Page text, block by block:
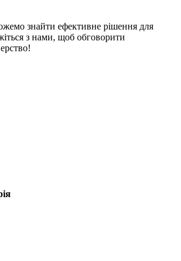
знайти ефективне рішення для
з нами, щоб обговорити